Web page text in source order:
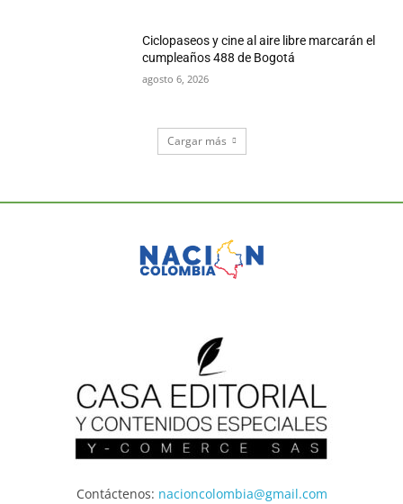
Ciclopaseos y cine al aire libre marcarán el
cumpleaños 488 de Bogotá
agosto 6, 2026
Cargar más
Contáctenos: nacioncolombia@gmail.com